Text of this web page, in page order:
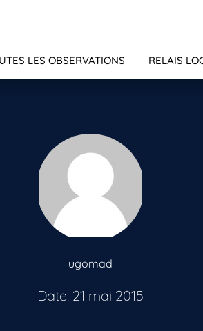
LES OBSERVATIONS RELAIS
ugomad
Date: 21 mai 2015